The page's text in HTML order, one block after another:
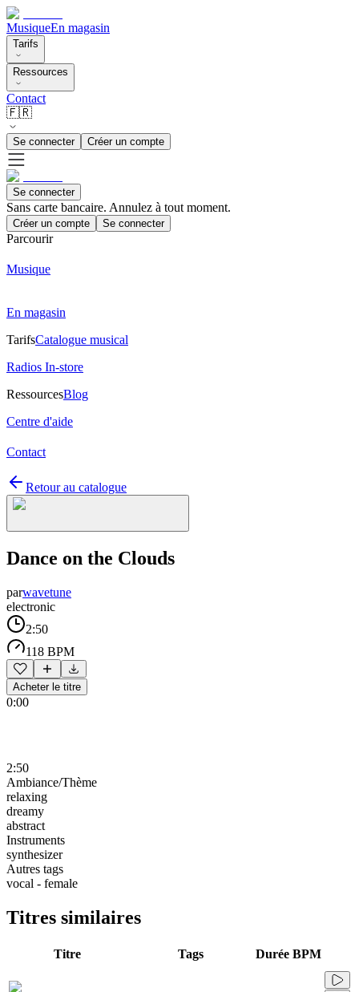
MusiqueEn magasin
Tarifs
Ressources
Contact
🇫🇷
Se connecter Créer un compte
Se connecter
Sans carte bancaire. Annulez à tout moment.
Créer un compte Se connecter
Parcourir
Musique
En magasin
TarifsCatalogue musical
Radios In-store
RessourcesBlog
Centre d'aide
Contact
Retour au catalogue
Dance on the Clouds
parwavetune
electronic
2:50
118 BPM
Acheter le titre
0:00
2:50
Ambiance/Thème
relaxing
dreamy
abstract
Instruments
synthesizer
Autres tags
vocal - female
Titres similaires
Titre Tags Durée BPM